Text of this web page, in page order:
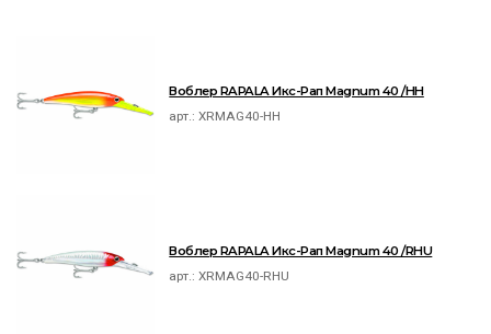
Воблер RAPALA Икс-Рап Magnum 40 /HH
арт.:XRMAG40-HH
Воблер RAPALA Икс-Рап Magnum 40 /RHU
арт.:XRMAG40-RHU